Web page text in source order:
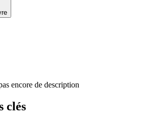
encore de description
clés